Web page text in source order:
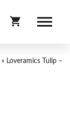
» Loveramics Tulip –